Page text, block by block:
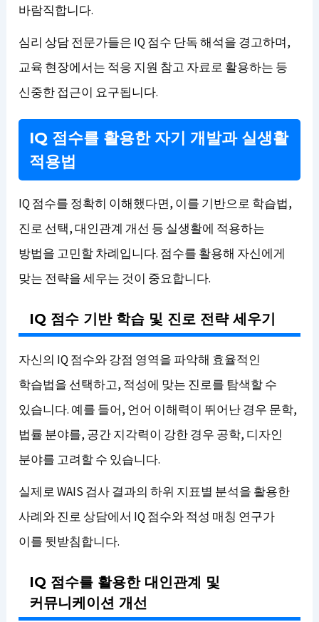
바람직합니다.
심리 상담 전문가들은 IQ 점수 단독 해석을 경고하며,
교육 현장에서는 적응 지원 참고 자료로 활용하는 등
신중한 접근이 요구됩니다.
IQ 점수를 활용한 자기 개발과 실생활
적용법
IQ 점수를 정확히 이해했다면, 이를 기반으로 학습법,
진로 선택, 대인관계 개선 등 실생활에 적용하는
방법을 고민할 차례입니다. 점수를 활용해 자신에게
맞는 전략을 세우는 것이 중요합니다.
IQ 점수 기반 학습 및 진로 전략 세우기
자신의 IQ 점수와 강점 영역을 파악해 효율적인
학습법을 선택하고, 적성에 맞는 진로를 탐색할 수
있습니다. 예를 들어, 언어 이해력이 뛰어난 경우 문학,
법률 분야를, 공간 지각력이 강한 경우 공학, 디자인
분야를 고려할 수 있습니다.
실제로 WAIS 검사 결과의 하위 지표별 분석을 활용한
사례와 진로 상담에서 IQ 점수와 적성 매칭 연구가
이를 뒷받침합니다.
IQ 점수를 활용한 대인관계 및
커뮤니케이션 개선